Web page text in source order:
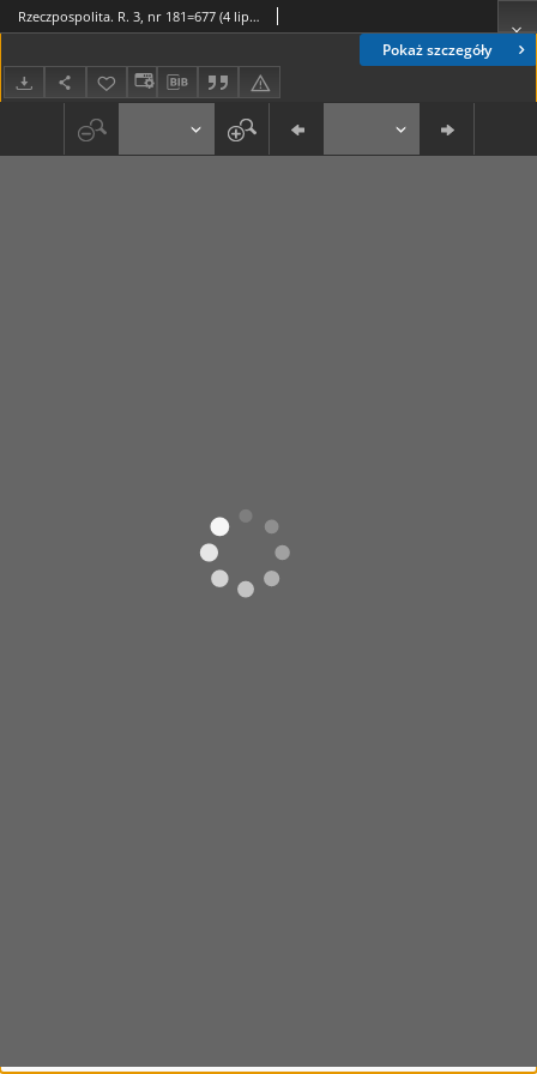
Pokaż szczegóły
Rzeczpospolita. R. 3, nr 181=677 (4 lipca 1946)